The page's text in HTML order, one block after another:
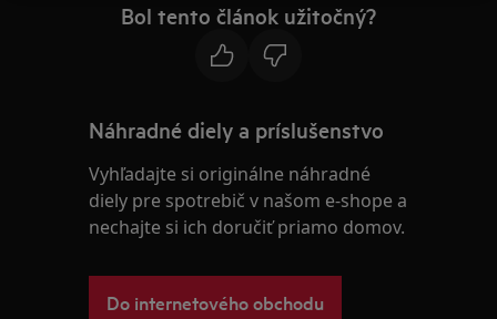
Bol tento článok užitočný?
Náhradné diely a príslušenstvo
Vyhľadajte si originálne náhradné
diely pre spotrebič v našom e-shope a
nechajte si ich doručiť priamo domov.
Do internetového obchodu